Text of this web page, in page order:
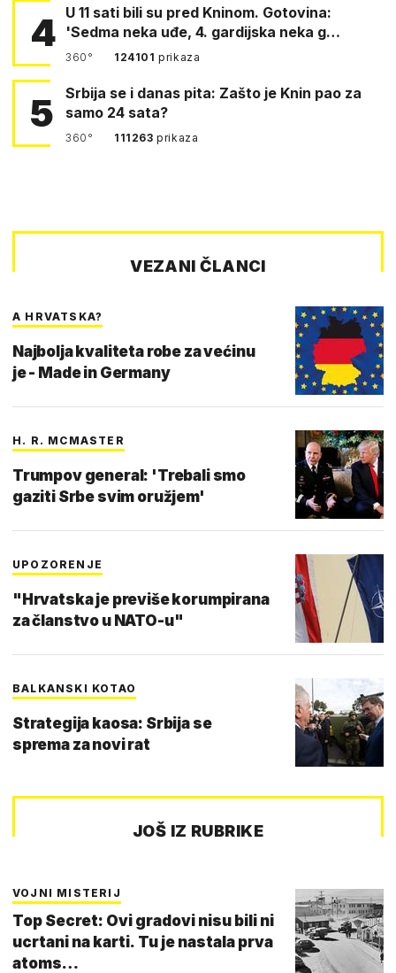
4 U 11 sati bili su pred Kninom. Gotovina:
'Sedma neka uđe, 4. gardijska neka g…
360° 124101prikaza
5
Srbija se i danas pita: Zašto je Knin pao za
samo 24 sata?
360° 111263prikaza
VEZANI ČLANCI
A HRVATSKA?
Najbolja kvaliteta robe za većinu
je - Made in Germany
H. R. MCMASTER
Trumpov general: 'Trebali smo
gaziti Srbe svim oružjem'
UPOZORENJE
"Hrvatska je previše korumpirana
za članstvo u NATO-u"
BALKANSKI KOTAO
Strategija kaosa: Srbija se
sprema za novi rat
JOŠ IZ RUBRIKE
VOJNI MISTERIJ
Top Secret: Ovi gradovi nisu bili ni
ucrtani na karti. Tu je nastala prva
atoms…